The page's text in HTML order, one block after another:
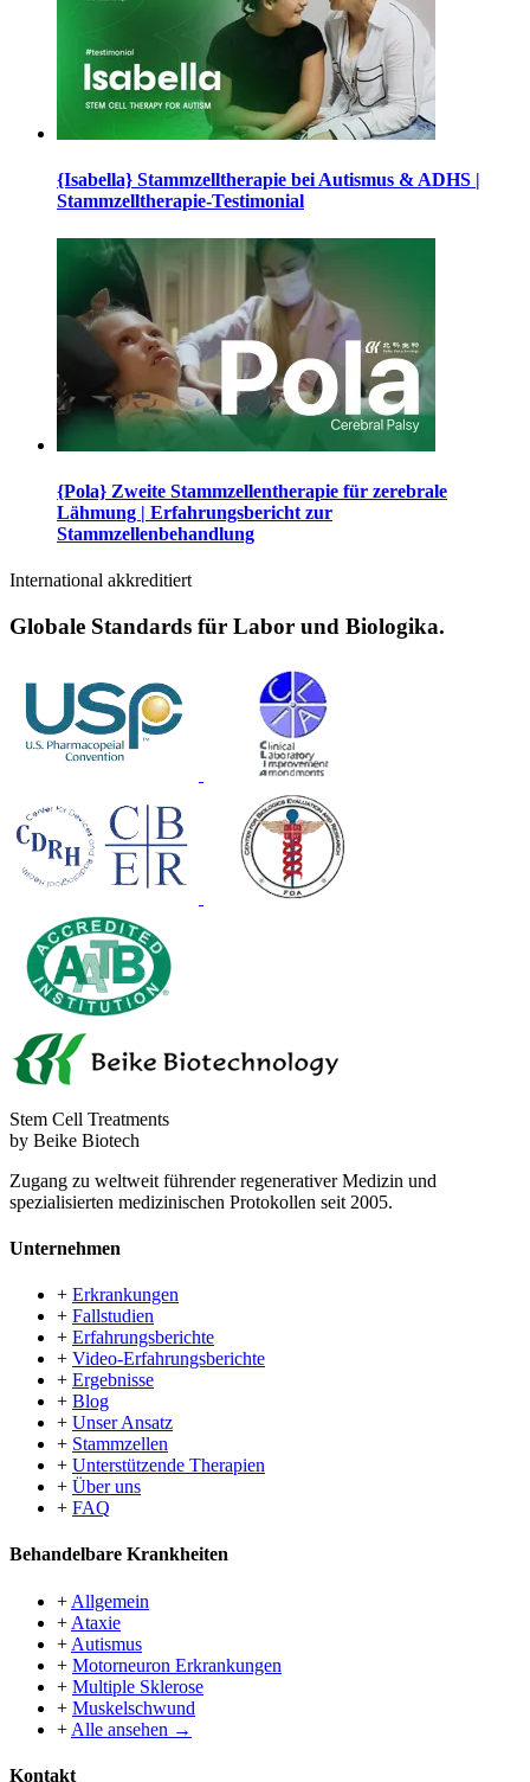
{Isabella} Stammzelltherapie bei Autismus & ADHS |
Stammzelltherapie-Testimonial
{Pola} Zweite Stammzellentherapie für zerebrale
Lähmung | Erfahrungsbericht zur
Stammzellenbehandlung
International akkreditiert
Globale Standards für Labor und Biologika.
Stem Cell Treatments
by Beike Biotech
Zugang zu weltweit führender regenerativer Medizin und
spezialisierten medizinischen Protokollen seit 2005.
Unternehmen
+ Erkrankungen
+ Fallstudien
+ Erfahrungsberichte
+ Video-Erfahrungsberichte
+ Ergebnisse
+ Blog
+ Unser Ansatz
+ Stammzellen
+ Unterstützende Therapien
+ Über uns
+ FAQ
Behandelbare Krankheiten
+ Allgemein
+ Ataxie
+ Autismus
+ Motorneuron Erkrankungen
+ Multiple Sklerose
+ Muskelschwund
+ Alle ansehen →
Kontakt